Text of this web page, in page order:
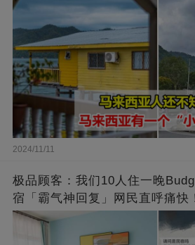
2024/11/11
极品顾客：我们10人住一晚
宿「霸气神回复」网民直呼痛快